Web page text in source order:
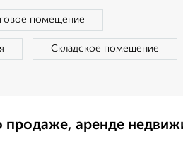
помещение
Складское помещение
продаже, аренде